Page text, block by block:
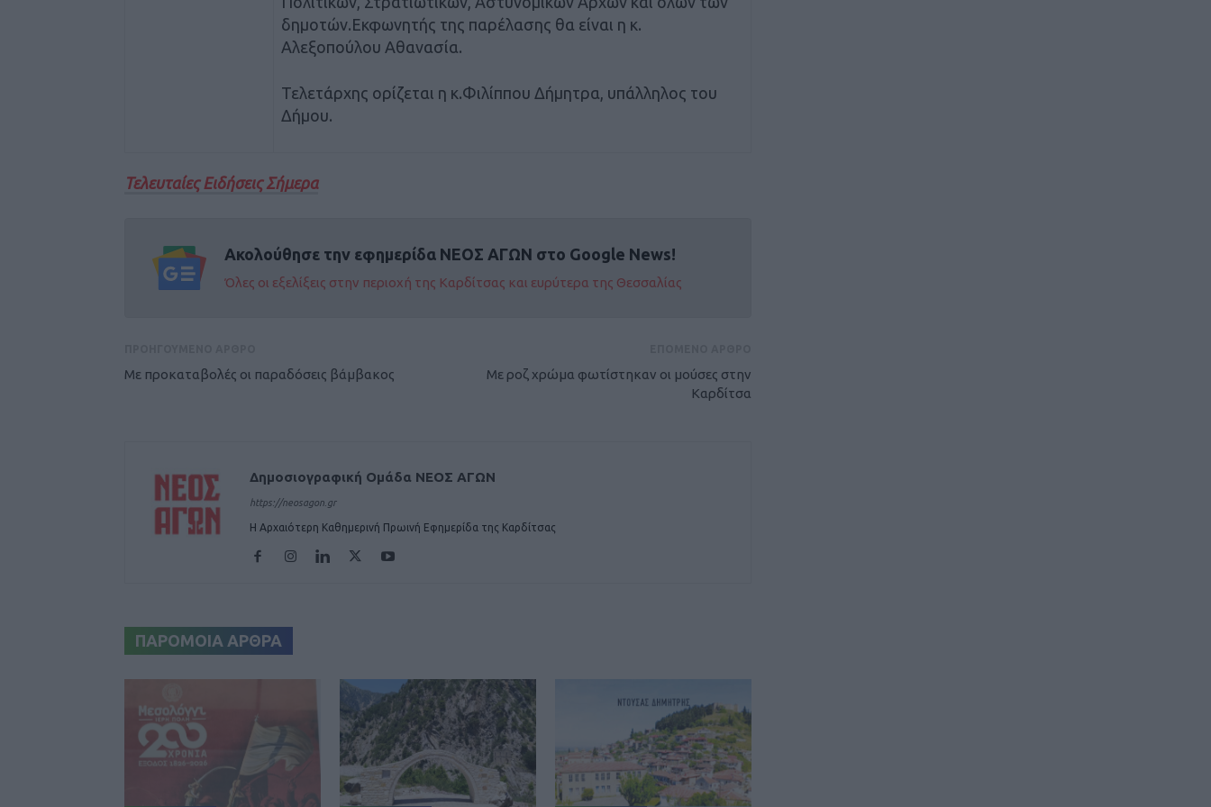
δημοτών.Εκφωνητής της παρέλασης θα είναι η κ.
Αλεξοπούλου Αθανασία.
Τελετάρχης ορίζεται η κ.Φιλίππου Δήμητρα, υπάλληλος του
Δήμου.
Τελευταίες Ειδήσεις Σήμερα
Ακολούθησε την εφημερίδα ΝΕΟΣ ΑΓΩΝ στο Google News!
Όλες οι εξελίξεις στην περιοχή της Καρδίτσας και ευρύτερα της Θεσσαλίας
Με προκαταβολές οι παραδόσεις βάμβακος
Με ροζ χρώμα φωτίστηκαν οι μούσες στην
Καρδίτσα
Δημοσιογραφική Ομάδα ΝΕΟΣ ΑΓΩΝ
https://neosagon.gr
Η Αρχαιότερη Καθημερινή Πρωινή Εφημερίδα της Καρδίτσας
ΠΑΡΟΜΟΙΑ ΑΡΘΡΑ